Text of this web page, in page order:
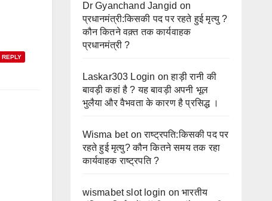
REPLY
Dr Gyanchand Jangid on
प्रधानमंत्री:किसकी पद पर रहते हुई मृत्यु ?
कौन कितने वक़्त तक कार्यवाहक
प्रधानमंत्री ?
Laskar303 Login onहाड़ी रानी की
बावड़ी कहां है ? यह बावड़ी अपनी भूल
भुलैया और वैभवता के कारण है प्रसिद्ध ।
Wisma betonराष्ट्रपति:किसकी पद पर
रहते हुई मृत्यु? कौन कितने समय तक रहा
कार्यवाहक राष्ट्रपति ?
wismabet slot login onभारतीय